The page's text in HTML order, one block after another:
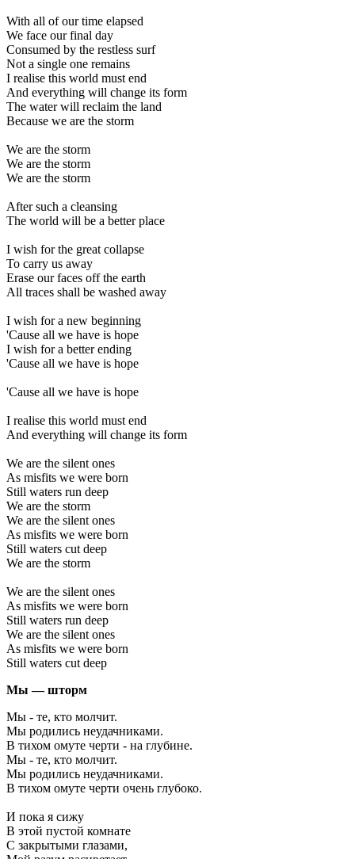
With all of our time elapsed
We face our final day
Consumed by the restless surf
Not a single one remains
I realise this world must end
And everything will change its form
The water will reclaim the land
Because we are the storm
We are the storm
We are the storm
We are the storm
After such a cleansing
The world will be a better place
I wish for the great collapse
To carry us away
Erase our faces off the earth
All traces shall be washed away
I wish for a new beginning
'Cause all we have is hope
I wish for a better ending
'Cause all we have is hope
'Cause all we have is hope
I realise this world must end
And everything will change its form
We are the silent ones
As misfits we were born
Still waters run deep
We are the storm
We are the silent ones
As misfits we were born
Still waters cut deep
We are the storm
We are the silent ones
As misfits we were born
Still waters run deep
We are the silent ones
As misfits we were born
Still waters cut deep
Мы — шторм
Мы - те, кто молчит.
Мы родились неудачниками.
В тихом омуте черти - на глубине.
Мы - те, кто молчит.
Мы родились неудачниками.
В тихом омуте черти очень глубоко.
И пока я сижу
В этой пустой комнате
С закрытыми глазами,